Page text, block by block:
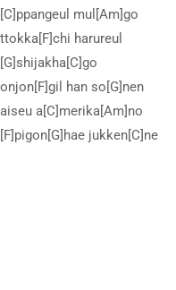
[C]ppangeul mul[Am]go
ttokka[F]chi harureul
[G]shijakha[C]go
onjon[F]gil han so[G]nen
aiseu a[C]merika[Am]no
[F]pigon[G]hae jukken[C]ne